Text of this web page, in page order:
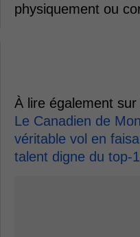
physiquement ou
À lire également
Le Canadien de
véritable vol en
talent digne du top-